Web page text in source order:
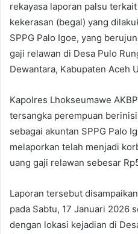
rekayasa laporan palsu
kekerasan (begal) yang
SPPG Palo Igoe, yang
gaji relawan di Desa Pulo
Dewantara, Kabupaten Aceh
Kapolres Lhokseumawe
tersangka perempuan
sebagai akuntan SPPG Palo
melaporkan telah menjadi
uang gaji relawan sebesar
Laporan tersebut
pada Sabtu, 17 Januari 2026
dengan lokasi kejadian di